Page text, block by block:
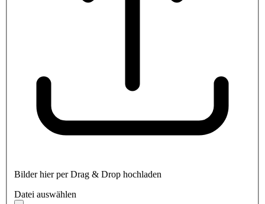
Bilder hier per Drag & Drop hochladen
Datei auswählen